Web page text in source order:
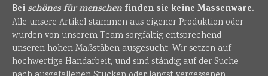
Beischönes für menschen finden sie keine Massenware.
Alle unsere Artikel stammen aus eigener Produktion oder
wurden von unserem Team sorgfältig entsprechend
unseren hohen Maßstäben ausgesucht. Wir setzen auf
hochwertige Handarbeit, und sind ständig auf der Suche